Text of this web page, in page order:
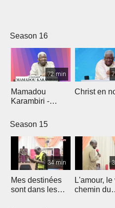
Season 16
72 min
Mamadou
Karambiri -
Christ en
Season 15
34 min
Mes destinées
sont dans les
L'amour, le
chemin du